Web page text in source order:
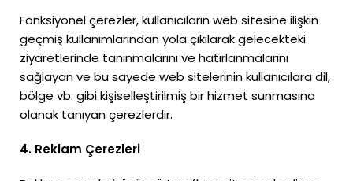
Fonksiyonel çerezler, kullanıcıların web sitesine ilişkin
geçmiş kullanımlarından yola çıkılarak gelecekteki
ziyaretlerinde tanınmalarını ve hatırlanmalarını
sağlayan ve bu sayede web sitelerinin kullanıcılara dil,
bölge vb. gibi kişiselleştirilmiş bir hizmet sunmasına
olanak tanıyan çerezlerdir.
4. Reklam Çerezleri